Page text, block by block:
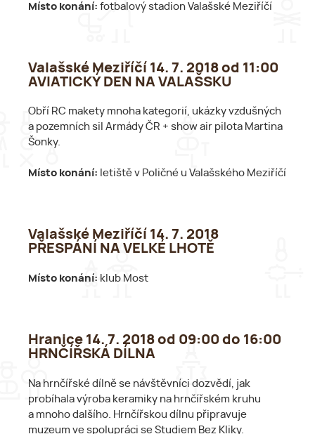
Místo konání: fotbalový stadion Valašské Meziříčí
Valašské Meziříčí 14. 7. 2018 od 11:00
AVIATICKÝ DEN NA VALAŠSKU
Obří RC makety mnoha kategorií, ukázky vzdušných
a pozemních sil Armády ČR + show air pilota Martina
Šonky.
Místo konání: letiště v Poličné u Valašského Meziříčí
Valašské Meziříčí 14. 7. 2018
PŘESPÁNÍ NA VELKÉ LHOTĚ
Místo konání: klub Most
Hranice 14. 7. 2018 od 09:00 do 16:00
HRNČÍŘSKÁ DÍLNA
Na hrnčířské dílně se návštěvníci dozvědí, jak
probíhala výroba keramiky na hrnčířském kruhu
a mnoho dalšího. Hrnčířskou dílnu připravuje
muzeum ve spolupráci se Studiem Bez Kliky.